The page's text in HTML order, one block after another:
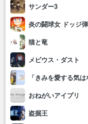
サンダー3
炎の闘球女 ドッジ
猫と竜
メビウス・ダスト
おねがいアイプリ
盗掘王